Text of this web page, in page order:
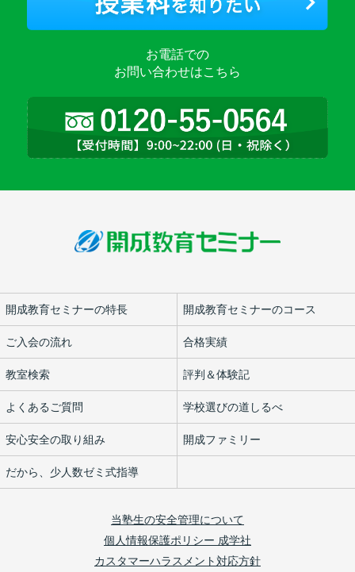
お電話での
お問い合わせはこちら
開成教育セミナーの特長 開成教育セミナーのコース
ご入会の流れ 合格実績
教室検索 評判＆体験記
よくあるご質問 学校選びの道しるべ
安心安全の取り組み 開成ファミリー
だから、少人数ゼミ式指導
当塾生の安全管理について
個人情報保護ポリシー 成学社
カスタマーハラスメント対応方針